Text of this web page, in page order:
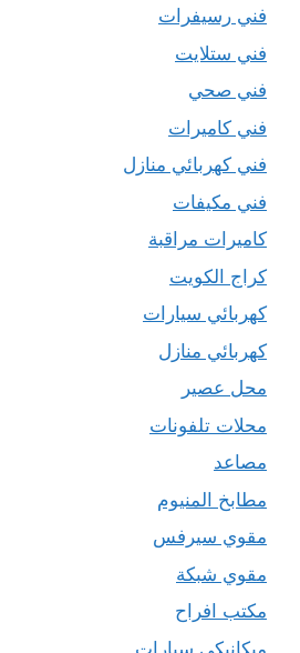
فني رسيفرات
فني ستلايت
فني صحي
فني كاميرات
فني كهربائي منازل
فني مكيفات
كاميرات مراقبة
كراج الكويت
كهربائي سيارات
كهربائي منازل
محل عصير
محلات تلفونات
مصاعد
مطابخ المنيوم
مقوي سيرفس
مقوي شبكة
مكتب افراح
ميكانيكي سيارات